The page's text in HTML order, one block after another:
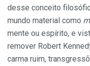
desse conceito
mundo material como
mente ou espírito, e
remover Robert
carma ruim,